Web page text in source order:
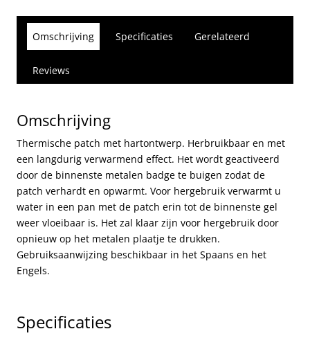
Omschrijving Specificaties Gerelateerd
Reviews
Omschrijving
Thermische patch met hartontwerp. Herbruikbaar en met
een langdurig verwarmend effect. Het wordt geactiveerd
door de binnenste metalen badge te buigen zodat de
patch verhardt en opwarmt. Voor hergebruik verwarmt u
water in een pan met de patch erin tot de binnenste gel
weer vloeibaar is. Het zal klaar zijn voor hergebruik door
opnieuw op het metalen plaatje te drukken.
Gebruiksaanwijzing beschikbaar in het Spaans en het
Engels.
Specificaties